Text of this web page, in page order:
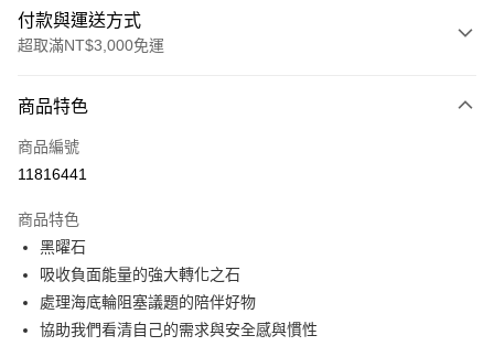
付款與運送方式
超取滿NT$3,000免運
信用卡一次付款
超商取貨付款
Apple Pay
街口支付
悠遊付
商品特色
商品編號
11816441
商品特色
黑曜石
吸收負面能量的強大轉化之石
處理海底輪阻塞議題的陪伴好物
協助我們看清自己的需求與安全感與慣性